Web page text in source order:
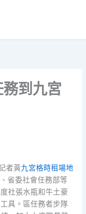
到九宮
者黃九宮格時租場地
、省委社會任務部等
社張水瓶和牛土豪
具。區任務者步隊